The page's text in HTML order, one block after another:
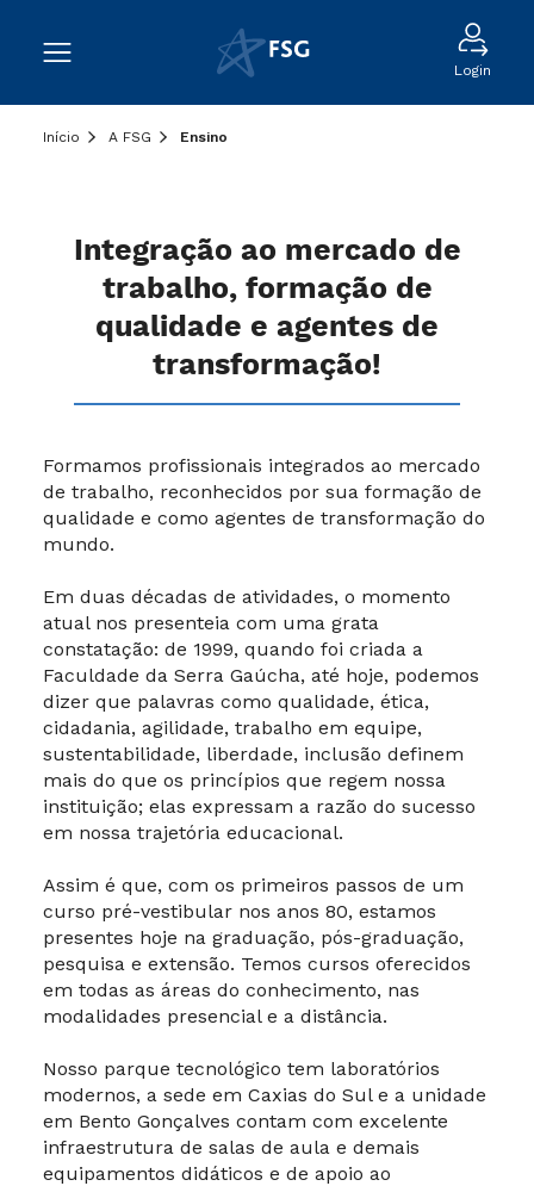
Login
Início A FSG Ensino
Integração ao mercado de
trabalho, formação de
qualidade e agentes de
transformação!
Formamos profissionais integrados ao mercado
de trabalho, reconhecidos por sua formação de
qualidade e como agentes de transformação do
mundo.
Em duas décadas de atividades, o momento
atual nos presenteia com uma grata
constatação: de 1999, quando foi criada a
Faculdade da Serra Gaúcha, até hoje, podemos
dizer que palavras como qualidade, ética,
cidadania, agilidade, trabalho em equipe,
sustentabilidade, liberdade, inclusão definem
mais do que os princípios que regem nossa
instituição; elas expressam a razão do sucesso
em nossa trajetória educacional.
Assim é que, com os primeiros passos de um
curso pré-vestibular nos anos 80, estamos
presentes hoje na graduação, pós-graduação,
pesquisa e extensão. Temos cursos oferecidos
em todas as áreas do conhecimento, nas
modalidades presencial e a distância.
Nosso parque tecnológico tem laboratórios
modernos, a sede em Caxias do Sul e a unidade
em Bento Gonçalves contam com excelente
infraestrutura de salas de aula e demais
equipamentos didáticos e de apoio ao